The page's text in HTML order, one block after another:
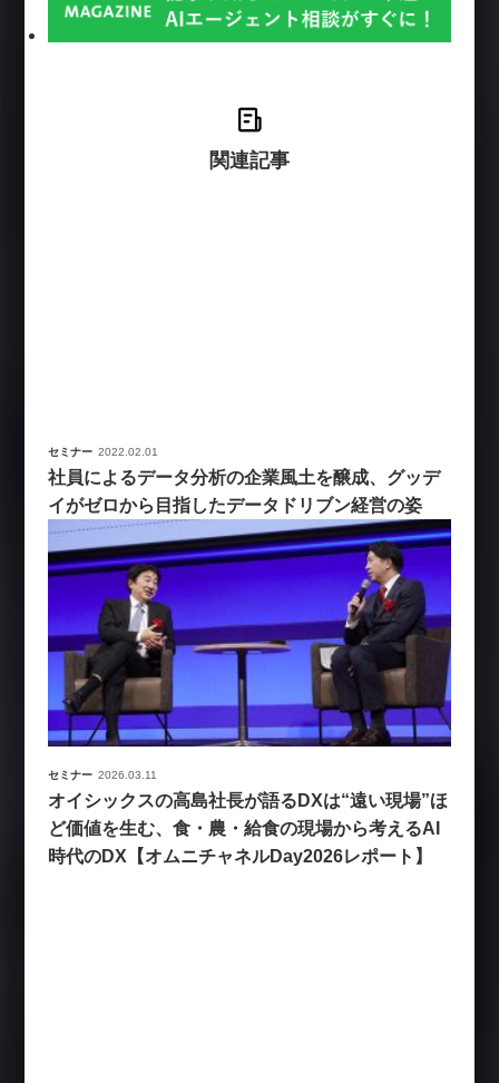
関連記事
セミナー 2022.02.01
社員によるデータ分析の企業風土を醸成、グッデ
イがゼロから目指したデータドリブン経営の姿
セミナー 2026.03.11
オイシックスの高島社長が語るDXは“遠い現場”ほ
ど価値を生む、食・農・給食の現場から考えるAI
時代のDX【オムニチャネルDay2026レポート】